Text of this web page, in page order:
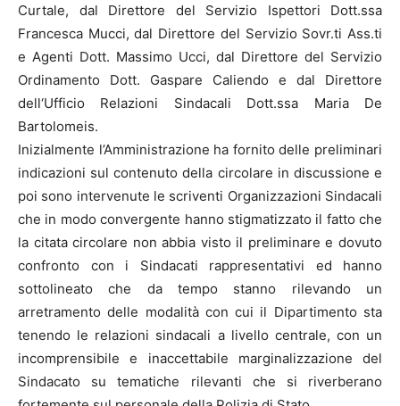
Curtale, dal Direttore del Servizio Ispettori Dott.ssa
Francesca Mucci, dal Direttore del Servizio Sovr.ti Ass.ti
e Agenti Dott. Massimo Ucci, dal Direttore del Servizio
Ordinamento Dott. Gaspare Caliendo e dal Direttore
dell‘Ufficio Relazioni Sindacali Dott.ssa Maria De
Bartolomeis.
Inizialmente l’Amministrazione ha fornito delle preliminari
indicazioni sul contenuto della circolare in discussione e
poi sono intervenute le scriventi Organizzazioni Sindacali
che in modo convergente hanno stigmatizzato il fatto che
la citata circolare non abbia visto il preliminare e dovuto
confronto con i Sindacati rappresentativi ed hanno
sottolineato che da tempo stanno rilevando un
arretramento delle modalità con cui il Dipartimento sta
tenendo le relazioni sindacali a livello centrale, con un
incomprensibile e inaccettabile marginalizzazione del
Sindacato su tematiche rilevanti che si riverberano